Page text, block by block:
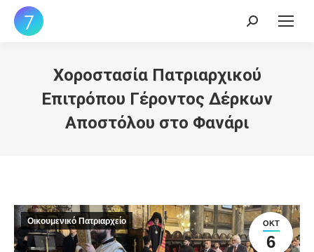
Search:
Χοροστασία Πατριαρχικού
Επιτρόπου Γέροντος Δέρκων
Αποστόλου στο Φανάρι
ΟΚΤ
6
Οικουμενικό Πατριαρχείο